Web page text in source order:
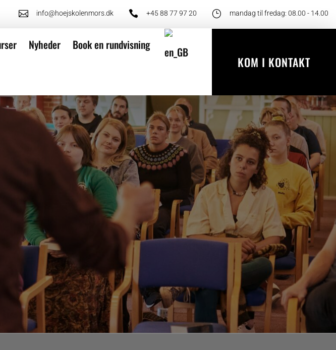
} mandag til fredag: 08.00 - 14.00
 +45 88 77 97 20
 info@hoejskolenmors.dk
Nyheder Book en rundvisning
KOM I KONTAKT